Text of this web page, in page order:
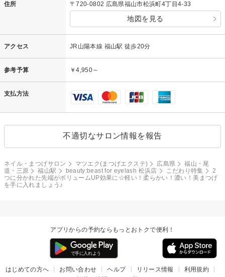
住所 〒720-0802 広島県福山市松浜町4丁目4-33
地図を見る
アクセス JR山陽本線 福山駅 徒歩20分
参考予算 ￥4,950～
支払方法
不適切なサロン情報を報告
ネイル・まつげサロン マツエク(まつげエクステ) 広島県
福山・尾
道・三原
福山駅 beauty:beast for eyelash 松浜店 こだわり特集
2
つに分かれた先端がボリュームUP効果に☆軽い！柔らかい！濃い！美まつげ
を手に入れましょう♪
アプリからの予約ならもっとおトクで便利！
はじめての方へ お問い合わせ ヘルプ リリース情報
利用規約